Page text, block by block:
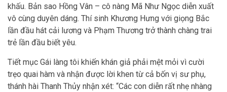
khấu. Bản sao Hồng Vân – cô nàng Mã Như Ngọc diễn xuất
vô cùng duyên dáng. Thí sinh Khương Hưng với giọng Bắc
lần đầu hát cải lương và Phạm Thương trở thành chàng trai
trẻ lần đầu biết yêu.
Tiết mục Gái làng tôi khiến khán giả phải mệt mỏi vì cười
trẹo quai hàm và nhận được lời khen từ cả bốn vị sư phụ,
thánh hài Thanh Thủy nhận xét: “Các con diễn rất nhẹ nhàng